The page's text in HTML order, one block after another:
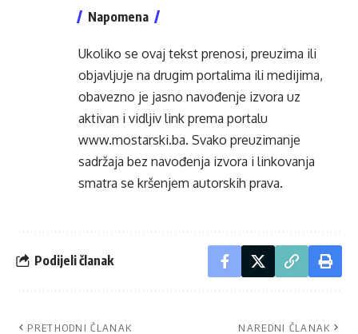
Napomena
Ukoliko se ovaj tekst prenosi, preuzima ili
objavljuje na drugim portalima ili medijima,
obavezno je jasno navođenje izvora uz
aktivan i vidljiv link prema portalu
www.mostarski.ba. Svako preuzimanje
sadržaja bez navođenja izvora i linkovanja
smatra se kršenjem autorskih prava.
Podijeli članak
PRETHODNI ČLANAK NAREDNI ČLANAK